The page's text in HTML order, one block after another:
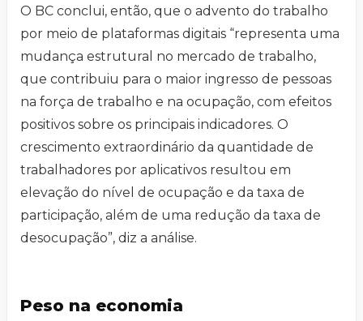
O BC conclui, então, que o advento do trabalho
por meio de plataformas digitais “representa uma
mudança estrutural no mercado de trabalho,
que contribuiu para o maior ingresso de pessoas
na força de trabalho e na ocupação, com efeitos
positivos sobre os principais indicadores. O
crescimento extraordinário da quantidade de
trabalhadores por aplicativos resultou em
elevação do nível de ocupação e da taxa de
participação, além de uma redução da taxa de
desocupação”, diz a análise.
Peso na economia